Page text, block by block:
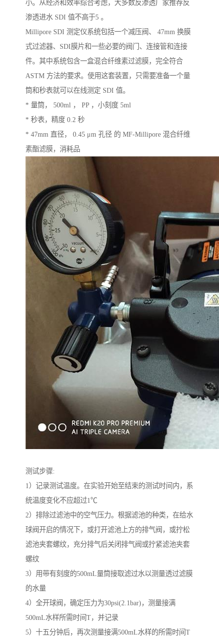
小。从经济和效率综合考虑，大多数反渗透厂家推荐反
渗透进水 SDI 值不高于5 。
Millipore SDI 测定仪系统包括一个减压阀、 47mm 换膜
式过滤器、SDI膜片和一些必要的阀门、连接管和连接
件。其中系统包含一盒混合纤维素过滤膜，完全符合
ASTM 方法的要求。使用这套装置，只需要准备一个量
筒和秒表就可以在线测定 SDI 值。
* 量筒， 500ml ， PP ，小刻度 5ml
* 秒表，精度 0.2 秒
* 47mm 直径， 0.45 μm 孔径 的 MF-Millipore 混合纤维
素酯滤膜，消耗品
测试步骤:
1）记录测试温度。在实验开始至结束的测试时间内，系
统温度变化不应超过1℃
2）排除过滤池中的空气压力。根据滤池的种类，在给水
球阀开启的情况下，或打开滤池上方的排气阀，或拧松
滤池夹套螺纹，充分排气后关闭排气阀或拧紧滤池夹套
螺纹
3）用带有刻度的500mL量筒接取滤过水以测量透过滤膜
的水量
4）全开球阀，确定压力为30psi(2.1bar)，测量接满
500mL水样所需时间T，并记录
5）十五分钟后，再次测量接满500mL水样的所需时间T